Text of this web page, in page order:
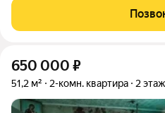
из окна во двор, на солнечную
общедомовой
650 000 ₽
51,2 м² 2-комн. квартира 2